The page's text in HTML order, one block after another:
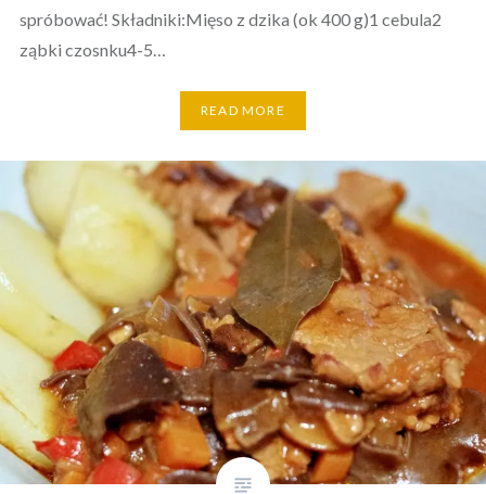
spróbować! Składniki:Mięso z dzika (ok 400 g)1 cebula2
ząbki czosnku4-5…
READ MORE